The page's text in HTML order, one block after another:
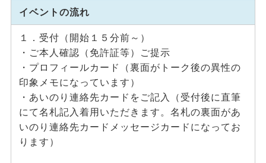
イベントの流れ
１．受付（開始１５分前～）
・ご本人確認（免許証等）ご提示
・プロフィールカード（裏面がトーク後の異性の
印象メモになっています）
・あいのり連絡先カードをご記入（受付後に直筆
にて名札記入着用いただきます。名札の裏面があ
いのり連絡先カードメッセージカードになってお
ります）